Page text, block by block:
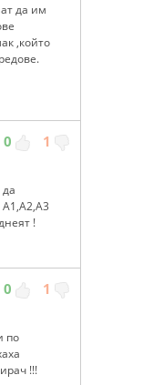
да им
,който
0 1
А1,А2,А3
!
0 1
по
!!!